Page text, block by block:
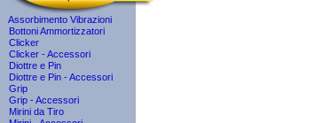
Assorbimento Vibrazioni
Bottoni Ammortizzatori
Clicker
Clicker - Accessori
Diottre e Pin
Diottre e Pin - Accessori
Grip
Grip - Accessori
Mirini da Tiro